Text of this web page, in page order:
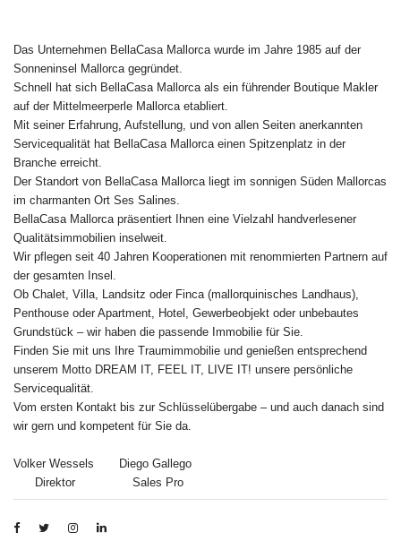
Das Unternehmen BellaCasa Mallorca wurde im Jahre 1985 auf der
Sonneninsel Mallorca gegründet.
Schnell hat sich BellaCasa Mallorca als ein führender Boutique Makler
auf der Mittelmeerperle Mallorca etabliert.
Mit seiner Erfahrung, Aufstellung, und von allen Seiten anerkannten
Servicequalität hat BellaCasa Mallorca einen Spitzenplatz in der
Branche erreicht.
Der Standort von BellaCasa Mallorca liegt im sonnigen Süden Mallorcas
im charmanten Ort Ses Salines.
BellaCasa Mallorca präsentiert Ihnen eine Vielzahl handverlesener
Qualitätsimmobilien inselweit.
Wir pflegen seit 40 Jahren Kooperationen mit renommierten Partnern auf
der gesamten Insel.
Ob Chalet, Villa, Landsitz oder Finca (mallorquinisches Landhaus),
Penthouse oder Apartment, Hotel, Gewerbeobjekt oder unbebautes
Grundstück – wir haben die passende Immobilie für Sie.
Finden Sie mit uns Ihre Traumimmobilie und genießen entsprechend
unserem Motto DREAM IT, FEEL IT, LIVE IT! unsere persönliche
Servicequalität.
Vom ersten Kontakt bis zur Schlüsselübergabe – und auch danach sind
wir gern und kompetent für Sie da.
Volker Wessels Diego Gallego
Direktor Sales Pro